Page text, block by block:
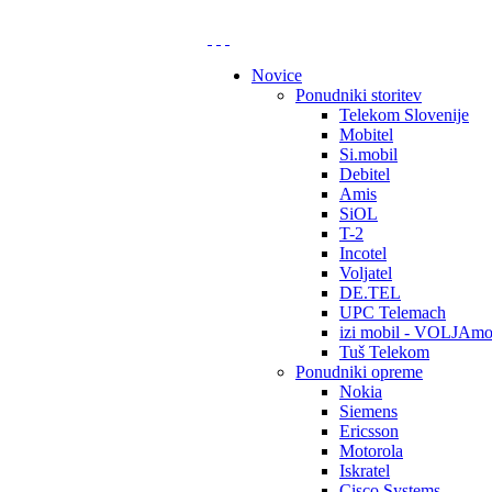
Novice
Ponudniki storitev
Telekom Slovenije
Mobitel
Si.mobil
Debitel
Amis
SiOL
T-2
Incotel
Voljatel
DE.TEL
UPC Telemach
izi mobil -
Tuš Telekom
Ponudniki opreme
Nokia
Siemens
Ericsson
Motorola
Iskratel